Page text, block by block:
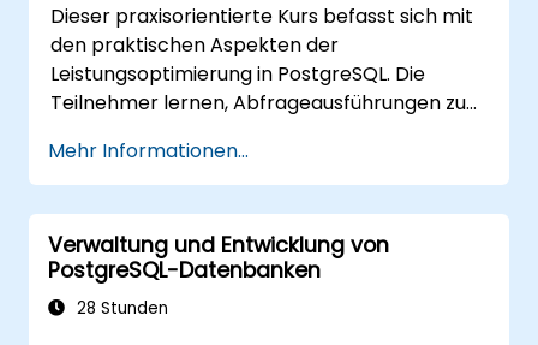
implementiert. Zudem entwickeln sie Text-
zu-SQL-Anwendungen mithilfe von LangChain
in Python oder JavaScript. Praktische
Demonstrationen und Übungen festigen das
Verständnis der zentralen Konzepte und
Dieser praxisorientierte Kurs befasst sich mit
den praktischen Aspekten der
Leistungsoptimierung in PostgreSQL. Die
Teilnehmer lernen, Abfrageausführungen zu
und Systemparameter anzupassen sowie
Arbeitslasten effektiv zu überwachen. Anhand
realer Beispiele und praktischer Übungen wird
verdeutlicht, wie man Engpässe sowohl auf
Datenbankebene als auch im Gesamtsystem
erkennt und behebt.
Mehr Informationen...
Verwaltung und Entwicklung von
PostgreSQL-Datenbanken
28 Stunden